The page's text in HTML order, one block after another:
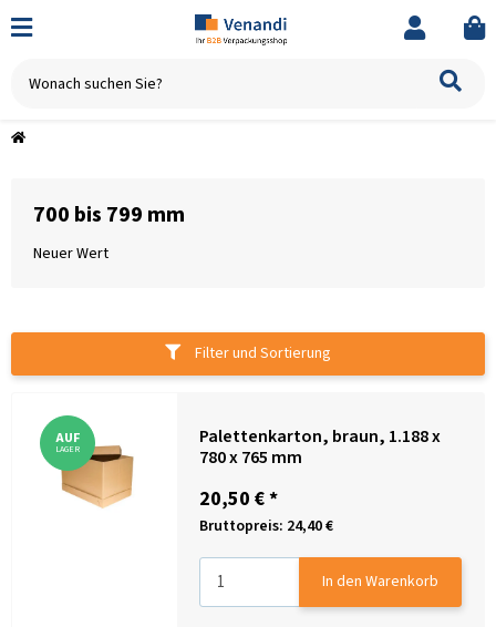
700 bis 799 mm
Neuer Wert
Filter und Sortierung
AUF
LAGER
Palettenkarton, braun, 1.188 x
780 x 765 mm
20,50 €*
Bruttopreis: 24,40 €
In den Warenkorb